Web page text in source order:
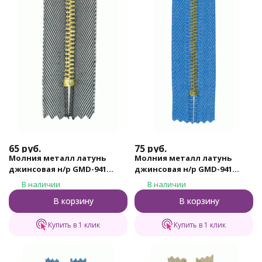
65 руб.
Молния металл латунь
джинсовая н/р GMD-941
Gamma, тип 4, 12 см (321 -
Деним)
В наличии
В корзину
Купить в 1 клик
75 руб.
Молния металл латунь
джинсовая н/р GMD-941
Gamma, тип 4, 18 см (185 -
Небесно - синий)
В наличии
В корзину
Купить в 1 клик